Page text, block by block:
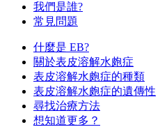
我們是誰?
常見問題
什麼是 EB?
關於表皮溶解水皰症
表皮溶解水皰症的種類
表皮溶解水皰症的遺傳性
尋找治療方法
想知道更多？